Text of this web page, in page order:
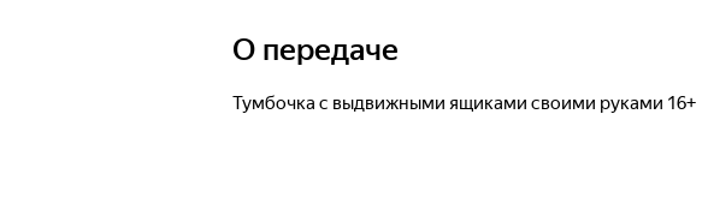
О передаче
Тумбочка с выдвижными ящиками своими руками 16+